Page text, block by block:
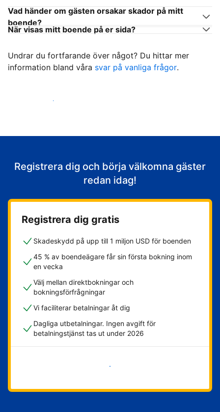
Vad händer om gästen orsakar skador på mitt
boende?
När visas mitt boende på er sida?
Undrar du fortfarande över något? Du hittar mer
information bland våra svar på vanliga frågor.
Börja ta emot gäster
Registrera dig och börja välkomna gäster
redan idag!
Registrera dig gratis
Skadeskydd på upp till 1 miljon USD för boenden
45 % av boendeägare får sin första bokning inom
en vecka
Välj mellan direktbokningar och
bokningsförfrågningar
Vi faciliterar betalningar åt dig
Dagliga utbetalningar. Ingen avgift för
betalningstjänst tas ut under 2026
Kom igång nu